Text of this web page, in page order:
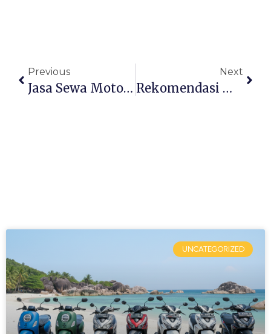
Previous
Jasa Sewa Motor Belitung Terpercaya Dan Profesional
Next
Rekomendasi Mobil Rental Motor Bangka Belitung
UNCATEGORIZED